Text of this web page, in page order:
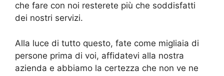
che fare con noi resterete più che soddisfatti
dei nostri servizi.
Alla luce di tutto questo, fate come migliaia di
persone prima di voi, affidatevi alla nostra
azienda e abbiamo la certezza che non ve ne